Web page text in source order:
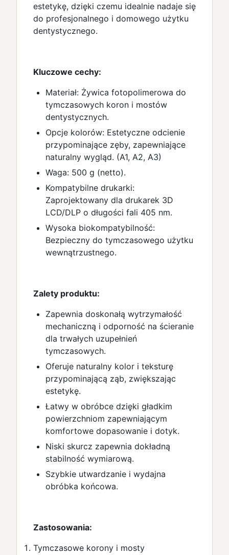
estetykę, dzięki czemu idealnie nadaje się
do profesjonalnego i domowego użytku
dentystycznego.
Kluczowe cechy:
Materiał: Żywica fotopolimerowa do
tymczasowych koron i mostów
dentystycznych.
Opcje kolorów: Estetyczne odcienie
przypominające zęby, zapewniające
naturalny wygląd. (A1, A2, A3)
Waga: 500 g (netto).
Kompatybilne drukarki:
Zaprojektowany dla drukarek 3D
LCD/DLP o długości fali 405 nm.
Wysoka biokompatybilność:
Bezpieczny do tymczasowego użytku
wewnątrzustnego.
Zalety produktu:
Zapewnia doskonałą wytrzymałość
mechaniczną i odporność na ścieranie
dla trwałych uzupełnień
tymczasowych.
Oferuje naturalny kolor i teksturę
przypominającą ząb, zwiększając
estetykę.
Łatwy w obróbce dzięki gładkim
powierzchniom zapewniającym
komfortowe dopasowanie i dotyk.
Niski skurcz zapewnia dokładną
stabilność wymiarową.
Szybkie utwardzanie i wydajna
obróbka końcowa.
Zastosowania:
Tymczasowe korony i mosty